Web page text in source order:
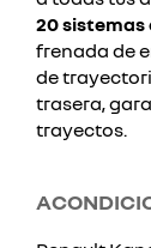
20 sistemas
frenada de
de
trasera,
trayectos.